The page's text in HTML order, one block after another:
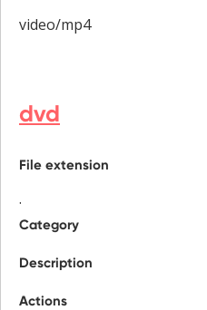
video/mp4
dvd
File extension
.
Category
Description
Actions